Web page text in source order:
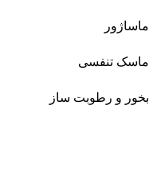
ماساژور
ماسک تنفسی
بخور و رطوبت ساز